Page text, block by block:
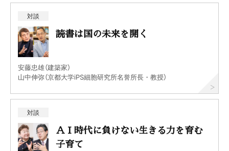
対談
読書は国の未来を開く
安藤忠雄（建築家）
山中伸弥（京都大学iPS細胞研究所名誉所長・教授）
対談
ＡＩ時代に負けない生きる力を育む
子育て